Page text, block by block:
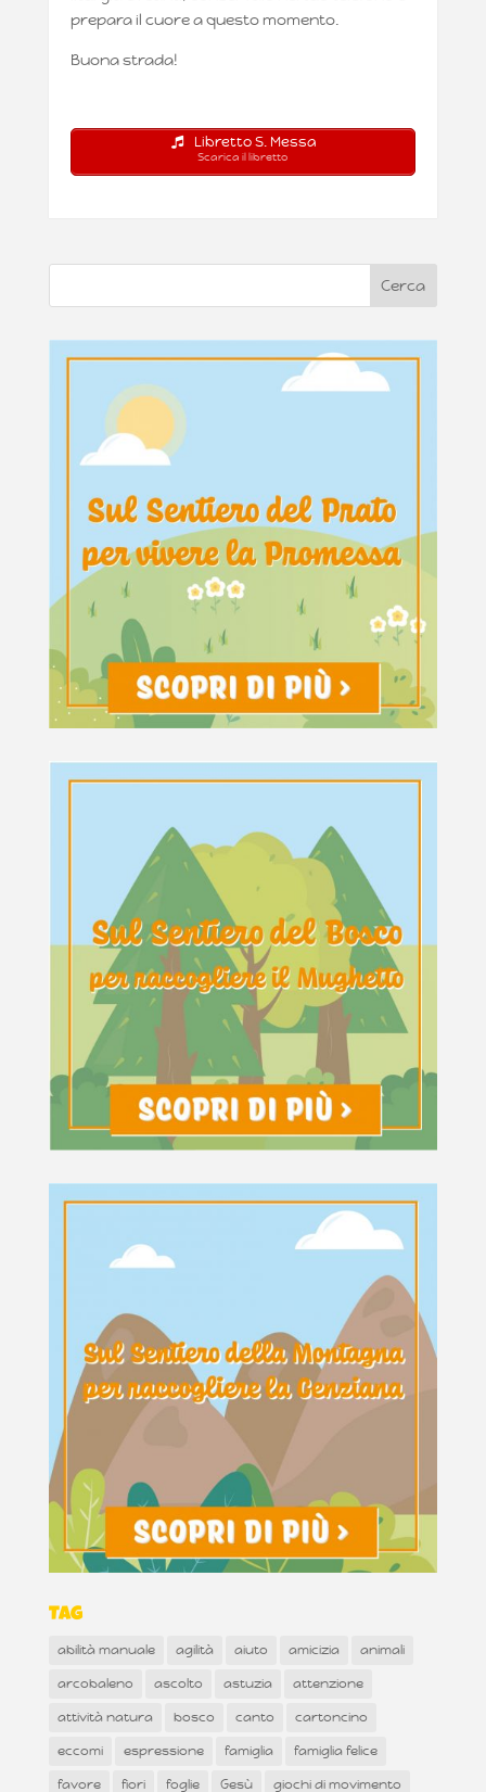
prepara il cuore a questo momento.
Buona strada!
Libretto S. Messa
Scarica il libretto
Tag
abilità manuale agilità aiuto amicizia
animali
arcobaleno
ascolto astuzia
attenzione
attività natura
bosco canto
cartoncino
eccomi
espressione famiglia
famiglia felice
favore
fiori foglie Gesù giochi di movimento